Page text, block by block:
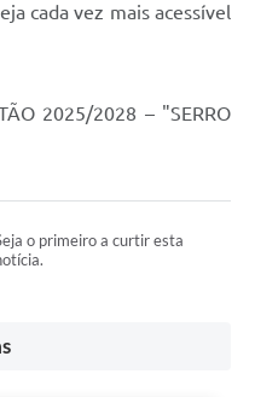
Dívida Ativa do
cada vez mais acessível
2025/2028 – "SERRO
o primeiro a curtir esta